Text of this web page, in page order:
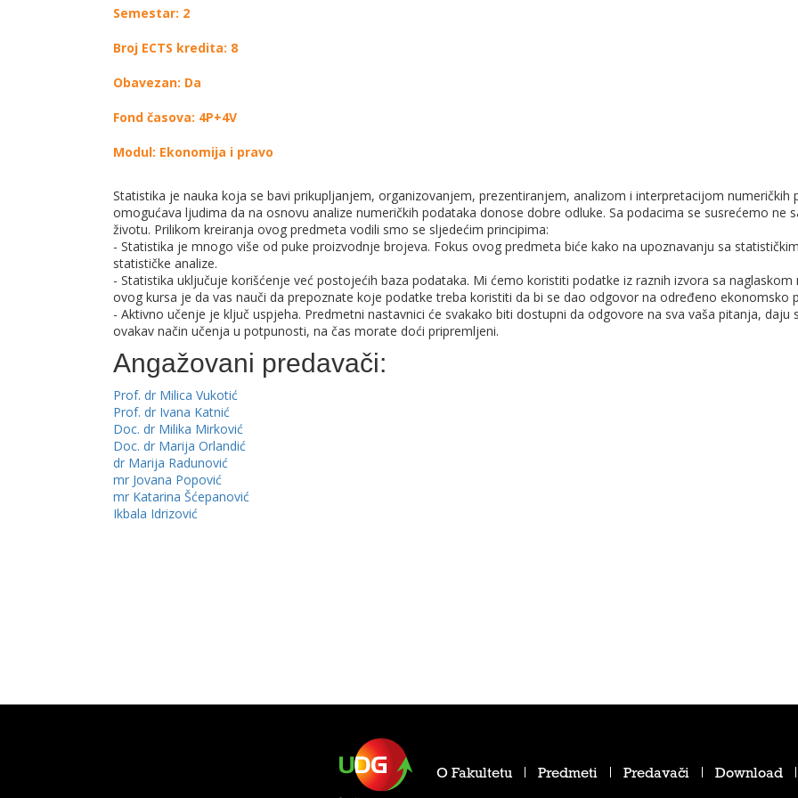
Semestar: 2
Broj ECTS kredita: 8
Obavezan: Da
Fond časova: 4P+4V
Modul: Ekonomija i pravo
Statistika je nauka koja se bavi prikupljanjem, organizovanjem, prezentiranjem, analizom i interpretacijom numeričkih
omogućava ljudima da na osnovu analize numeričkih podataka donose dobre odluke. Sa podacima se susrećemo ne
životu. Prilikom kreiranja ovog predmeta vodili smo se sljedećim principima:
- Statistika je mnogo više od puke proizvodnje brojeva. Fokus ovog predmeta biće kako na upoznavanju sa
statističke analize.
- Statistika uključuje korišćenje već postojećih baza podataka. Mi ćemo koristiti podatke iz raznih izvora sa
ovog kursa je da vas nauči da prepoznate koje podatke treba koristiti da bi se dao odgovor na određeno ekonomsko
- Aktivno učenje je ključ uspjeha. Predmetni nastavnici će svakako biti dostupni da odgovore na sva vaša pitanja, daju
ovakav način učenja u potpunosti, na čas morate doći pripremljeni.
Angažovani predavači:
Prof. dr Milica Vukotić
Prof. dr Ivana Katnić
Doc. dr Milika Mirković
Doc. dr Marija Orlandić
dr Marija Radunović
mr Jovana Popović
mr Katarina Šćepanović
Ikbala Idrizović
O Fakultetu Predmeti Predavači Download